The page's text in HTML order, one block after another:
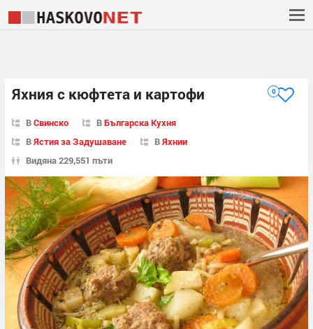
Яхния с кюфтета и картофи 0
ВСвинско ВБългарска Кухня
ВЯстия за Задушаване ВЯхнии
Видяна 229,551 пъти